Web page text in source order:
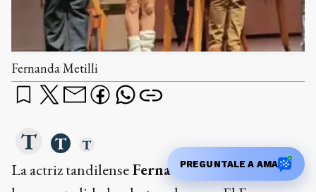
Fernanda Metilli
La actriz tandilenseFernanda Metilli,una de
PREGUNTALE A AMA